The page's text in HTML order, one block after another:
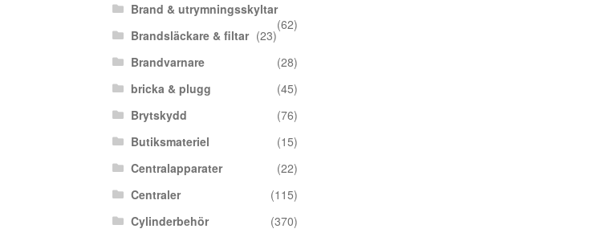
Brand & utrymningsskyltar
(62)
Brandsläckare & filtar (23)
Brandvarnare
(28)
bricka & plugg
(45)
Brytskydd
(76)
Butiksmateriel
(15)
Centralapparater
(22)
Centraler
(115)
Cylinderbehör
(370)